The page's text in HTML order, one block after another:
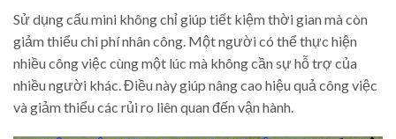
Sử dụng cẩu mini không chỉ giúp tiết kiệm thời gian mà còn
giảm thiểu chi phí nhân công. Một người có thể thực hiện
nhiều công việc cùng một lúc mà không cần sự hỗ trợ của
nhiều người khác. Điều này giúp nâng cao hiệu quả công việc
và giảm thiểu các rủi ro liên quan đến vận hành.